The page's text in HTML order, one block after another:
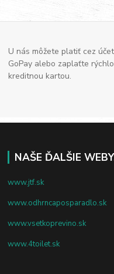
U nás môžete platiť cez účet
GoPay alebo zaplaťte rýchlo
kreditnou kartou.
NAŠE ĎALŠIE
www.jtf.sk
www.odhrncaposparadlo.sk
www.vsetkoprevino.sk
www.4toilet.sk